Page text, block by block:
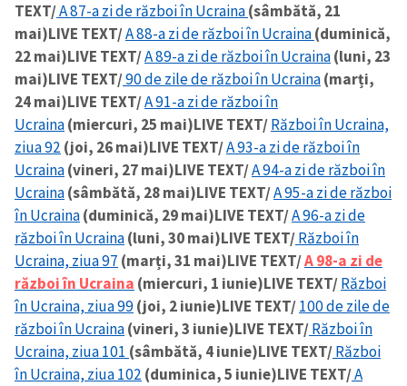
TEXT/A 87-a zi de război în Ucraina(sâmbătă, 21
mai)LIVE TEXT/A 88-a zi de război în Ucraina(duminică,
22 mai)LIVE TEXT/A 89-a zi de război în Ucraina(luni, 23
mai)LIVE TEXT/90 de zile de război în Ucraina(marți,
24 mai)LIVE TEXT/A 91-a zi de război în
Ucraina(miercuri, 25 mai)LIVE TEXT/Război în Ucraina,
ziua 92 (joi, 26 mai)LIVE TEXT/A 93-a zi de război în
Ucraina(vineri, 27 mai)LIVE TEXT/A 94-a zi de război în
Ucraina(sâmbătă, 28 mai)LIVE TEXT/A 95-a zi de război
în Ucraina(duminică, 29 mai)LIVE TEXT/A 96-a zi de
război în Ucraina(luni, 30 mai)LIVE TEXT/Război în
Ucraina, ziua 97 (marți, 31 mai)LIVE TEXT/A 98-a zi de
război în Ucraina (miercuri, 1 iunie)LIVE TEXT/Război
în Ucraina, ziua 99(joi, 2 iunie)LIVE TEXT/100 de zile de
război în Ucraina(vineri, 3 iunie)LIVE TEXT/Război în
Ucraina, ziua 101 (sâmbătă, 4 iunie)LIVE TEXT/Război
în Ucraina, ziua 102 (duminica, 5 iunie)LIVE TEXT/A